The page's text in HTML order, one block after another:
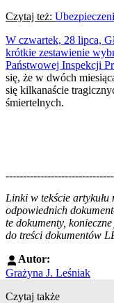
Czytaj też:
W czwartek, 28 lipca,
krótkie zestawienie
Państwowej Inspekcji
się, że w dwóch
się kilkanaście
śmiertelnych.
Linki w tekście artykułu
odpowiednich
te dokumenty,
do treści dokumentów
Autor:
Grażyna J. Leśniak
Czytaj także